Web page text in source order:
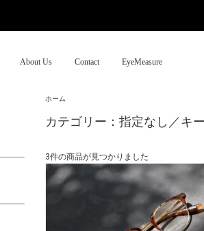
About Us Contact EyeMeasure
ホーム
カテゴリー：指定なし／キ
3件の商品が見つかりました